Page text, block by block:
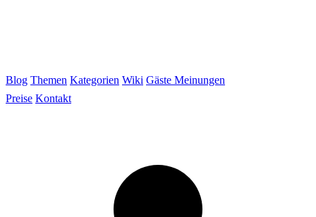
Blog Themen Kategorien Wiki Gäste Meinungen
Preise Kontakt